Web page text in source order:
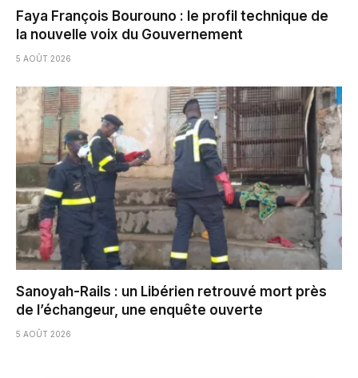
Faya François Bourouno : le profil technique de
la nouvelle voix du Gouvernement
5 AOÛT 2026
Sanoyah-Rails : un Libérien retrouvé mort près
de l’échangeur, une enquête ouverte
5 AOÛT 2026